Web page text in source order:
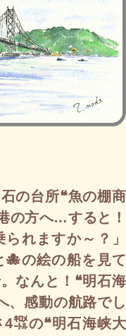
の台所❝魚の棚商
の方へ…すると！
れますか～？」
の絵の船を見て
なんと！❝明石海
、感動の航路でし
㌖の❝明石海峡大